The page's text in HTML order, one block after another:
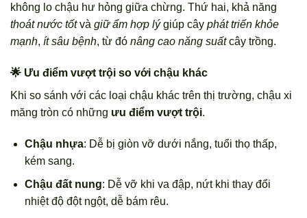
không lo chậu hư hỏng giữa chừng. Thứ hai, khả năng
thoát nước tốtvà giữ ẩm hợp lýgiúp cây phát triển khỏe
mạnh, ít sâu bệnh, từ đó nâng cao năng suấtcây trồng.
🌟 Ưu điểm vượt trội so với chậu khác
Khi so sánh với các loại chậu khác trên thị trường, chậu xi
măng tròn có những ưu điểm vượt trội.
Chậu nhựa: Dễ bị giòn vỡ dưới nắng, tuổi thọ thấp,
kém sang.
Chậu đất nung: Dễ vỡ khi va đập, nứt khi thay đổi
nhiệt độ đột ngột, dễ bám rêu.